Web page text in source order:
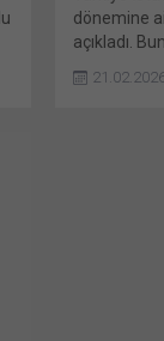
dönemine
açıkladı.
paylaş: X'te